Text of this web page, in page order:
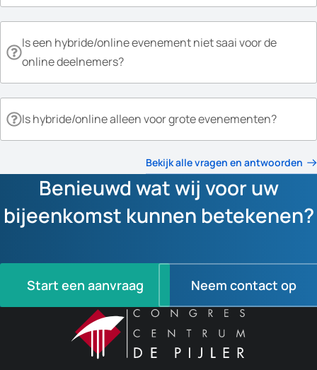
Is een hybride/online evenement niet saai voor de
online deelnemers?
Is hybride/online alleen voor grote evenementen?
Bekijk alle vragen en antwoorden
Benieuwd wat wij voor uw
bijeenkomst kunnen betekenen?
Start een aanvraag Neem contact op